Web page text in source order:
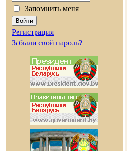
Запомнить меня
Регистрация
Забыли свой пароль?